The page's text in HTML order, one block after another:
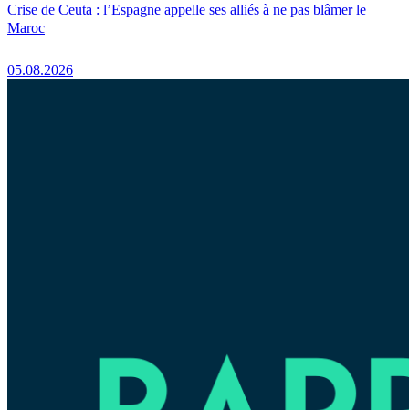
Crise de Ceuta : l’Espagne appelle ses alliés à ne pas blâmer le
Maroc
05.08.2026